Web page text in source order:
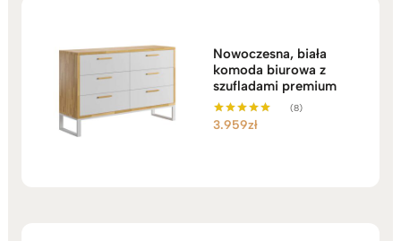
Nowoczesna, biała
komoda biurowa z
szufladami premium
Oceniono
(8)
3.959zł